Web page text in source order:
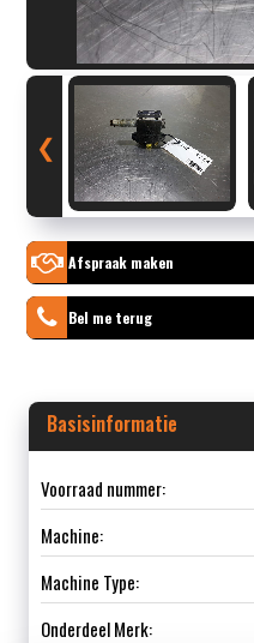
❮
Afspraak maken
Bel me terug
Basisinformatie
Voorraad nummer:
Machine:
Machine Type:
Onderdeel Merk: